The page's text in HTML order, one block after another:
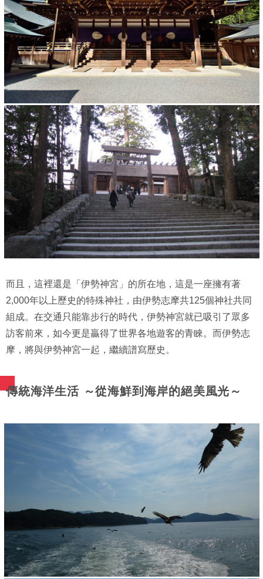
而且，這裡還是「伊勢神宮」的所在地，這是一座擁有著
2,000年以上歷史的特殊神社，由伊勢志摩共125個神社共同
組成。在交通只能靠步行的時代，伊勢神宮就已吸引了眾多
訪客前來，如今更是贏得了世界各地遊客的青睞。而伊勢志
摩，將與伊勢神宮一起，繼續譜寫歷史。
傳統海洋生活 ～從海鮮到海岸的絕美風光～